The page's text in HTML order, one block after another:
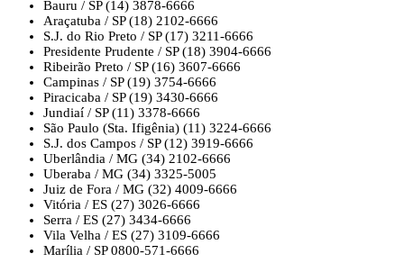
Bauru / SP (14) 3878-6666
Araçatuba / SP (18) 2102-6666
S.J. do Rio Preto / SP (17) 3211-6666
Presidente Prudente / SP (18) 3904-6666
Ribeirão Preto / SP (16) 3607-6666
Campinas / SP (19) 3754-6666
Piracicaba / SP (19) 3430-6666
Jundiaí / SP (11) 3378-6666
São Paulo (Sta. Ifigênia) (11) 3224-6666
S.J. dos Campos / SP (12) 3919-6666
Uberlândia / MG (34) 2102-6666
Uberaba / MG (34) 3325-5005
Juiz de Fora / MG (32) 4009-6666
Vitória / ES (27) 3026-6666
Serra / ES (27) 3434-6666
Vila Velha / ES (27) 3109-6666
Marília / SP 0800-571-6666